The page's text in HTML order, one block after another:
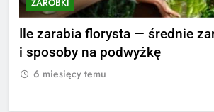
Ile zarabia florysta — średnie
i sposoby na podwyżkę
6 miesięcy temu
1
aktualne stawki
striptizera
ZAROBKI